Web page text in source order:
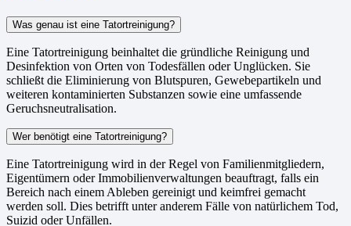
Was genau ist eine Tatortreinigung?
Eine Tatortreinigung beinhaltet die gründliche Reinigung und
Desinfektion von Orten von Todesfällen oder Unglücken. Sie
schließt die Eliminierung von Blutspuren, Gewebepartikeln und
weiteren kontaminierten Substanzen sowie eine umfassende
Geruchsneutralisation.
Wer benötigt eine Tatortreinigung?
Eine Tatortreinigung wird in der Regel von Familienmitgliedern,
Eigentümern oder Immobilienverwaltungen beauftragt, falls ein
Bereich nach einem Ableben gereinigt und keimfrei gemacht
werden soll. Dies betrifft unter anderem Fälle von natürlichem Tod,
Suizid oder Unfällen.